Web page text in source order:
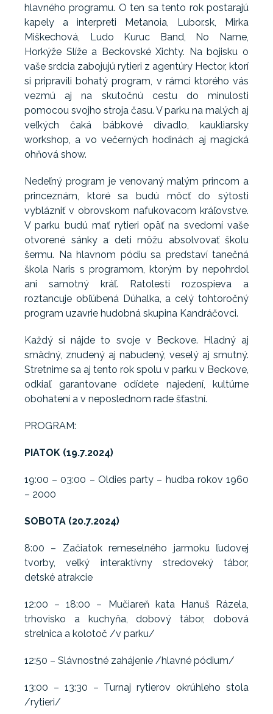
hlavného programu. O ten sa tento rok postarajú
kapely a interpreti Metanoia, Lubor.sk, Mirka
Miškechová, Ludo Kuruc Band, No Name,
Horkýže Slíže a Beckovské Xichty. Na bojisku o
vaše srdcia zabojujú rytieri z agentúry Hector, ktorí
si pripravili bohatý program, v rámci ktorého vás
vezmú aj na skutočnú cestu do minulosti
pomocou svojho stroja času. V parku na malých aj
veľkých čaká bábkové divadlo, kaukliarsky
workshop, a vo večerných hodinách aj magická
ohňová show.
Nedeľný program je venovaný malým princom a
princeznám, ktoré sa budú môcť do sýtosti
vyblázniť v obrovskom nafukovacom kráľovstve.
V parku budú mať rytieri opäť na svedomí vaše
otvorené sánky a deti môžu absolvovať školu
šermu. Na hlavnom pódiu sa predstaví tanečná
škola Naris s programom, ktorým by nepohrdol
ani samotný kráľ. Ratolesti rozospieva a
roztancuje obľúbená Dúhalka, a celý tohtoročný
program uzavrie hudobná skupina Kandráčovci.
Každý si nájde to svoje v Beckove. Hladný aj
smädný, znudený aj nabudený, veselý aj smutný.
Stretnime sa aj tento rok spolu v parku v Beckove,
odkiaľ garantovane odídete najedení, kultúrne
obohatení a v neposlednom rade šťastní.
PROGRAM:
PIATOK (19.7.2024)
19:00 – 03:00 – Oldies party – hudba rokov 1960
– 2000
SOBOTA (20.7.2024)
8:00 – Začiatok remeselného jarmoku ľudovej
tvorby, veľký interaktívny stredoveký tábor,
detské atrakcie
12:00 – 18:00 – Mučiareň kata Hanuš Rázela,
trhovisko a kuchyňa, dobový tábor, dobová
strelnica a kolotoč /v parku/
12:50 – Slávnostné zahájenie /hlavné pódium/
13:00 – 13:30 – Turnaj rytierov okrúhleho stola
/rytieri/